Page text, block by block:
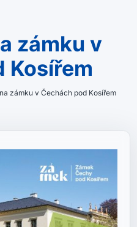
Kosířem
zámku v Čechách pod Kosířem